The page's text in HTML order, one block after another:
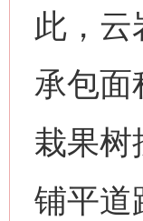
此，云
承包面
栽果树
铺平道